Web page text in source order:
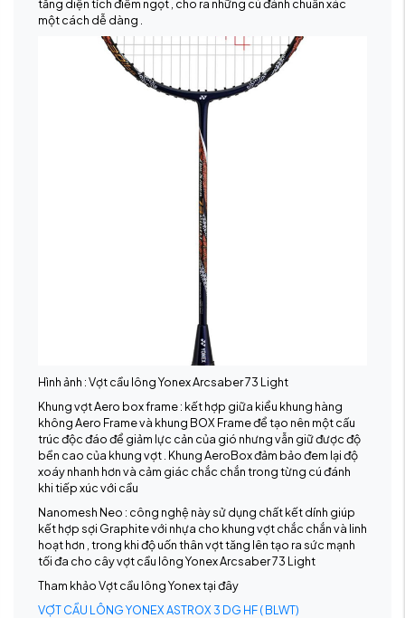
tăng diện tích điểm ngọt , cho ra những cú đánh chuẩn xác
một cách dễ dàng .
Hình ảnh : Vợt cầu lông Yonex Arcsaber 73 Light
Khung vợt Aero box frame : kết hợp giữa kiểu khung hàng
không Aero Frame và khung BOX Frame để tạo nên một cấu
trúc độc đáo để giảm lực cản của gió nhưng vẫn giữ được độ
bền cao của khung vợt . Khung AeroBox đảm bảo đem lại độ
xoáy nhanh hơn và cảm giác chắc chắn trong từng cú đánh
khi tiếp xúc với cầu
Nanomesh Neo : công nghệ này sử dụng chất kết dính giúp
kết hợp sợi Graphite với nhựa cho khung vợt chắc chắn và linh
hoạt hơn , trong khi độ uốn thân vợt tăng lên tạo ra sức mạnh
tối đa cho cây vợt cầu lông Yonex Arcsaber 73 Light
Tham khảo Vợt cầu lông Yonex tại đây
VỢT CẦU LÔNG YONEX ASTROX 3 DG HF ( BLWT)